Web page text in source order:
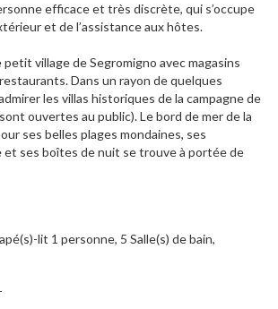
efficace et très discrète, qui s’occupe
et de l’assistance aux hôtes.
village de Segromigno avec magasins
Dans un rayon de quelques
les villas historiques de la campagne de
ouvertes au public). Le bord de mer de la
ses belles plages mondaines, ses
et ses boîtes de nuit se trouve à portée de
lit 1 personne, 5 Salle(s) de bain,